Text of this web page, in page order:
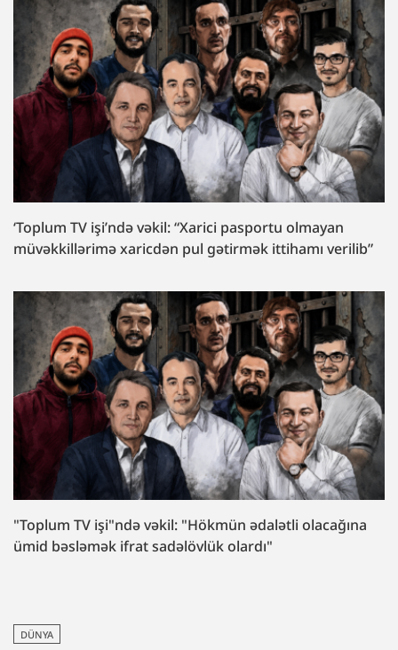
‘Toplum TV işi’ndə vəkil: “Xarici pasportu olmayan
müvəkkillərimə xaricdən pul gətirmək ittihamı verilib”
"Toplum TV işi"ndə vəkil: "Hökmün ədalətli olacağına
ümid bəsləmək ifrat sadəlövlük olardı"
DÜNYA